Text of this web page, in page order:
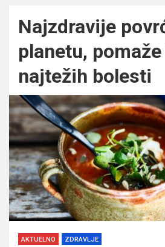
Najzdravije
planetu,
najtežih bolesti
AKTUELNO ZDRAVLJE